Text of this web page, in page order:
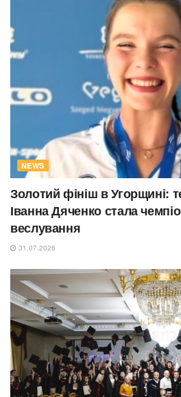
NEWS
Золотий фініш в Угорщині:
Іванна Дяченко стала
веслування
31.07.2026